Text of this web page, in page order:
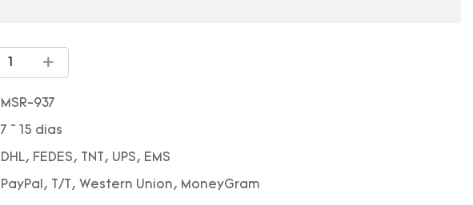
MSR-937
7 ~ 15 dias
DHL, FEDES, TNT, UPS, EMS
PayPal, T/T, Western Union, MoneyGram